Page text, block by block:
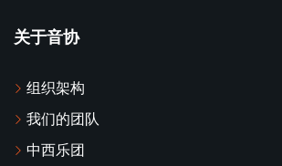
关于音协
组织架构
我们的团队
中西乐团